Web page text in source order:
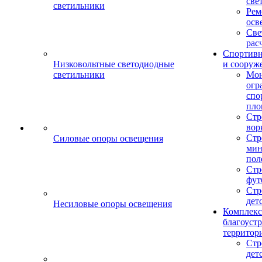
светильники
Низковольтные светодиодные
светильники
Силовые опоры освещения
Несиловые опоры освещения
и